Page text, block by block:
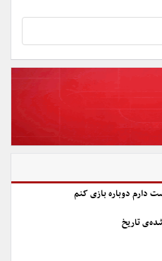
دارم دوباره بازی کنم
تاریخ